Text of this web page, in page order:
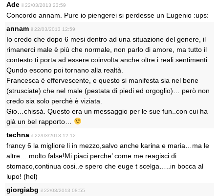
Ade il 22/03/2013 23:59
Concordo annam. Pure io piengerei si perdesse un Eugenio :ups:
annam il 22/03/2013 12:59
Io credo che dopo 6 mesi dentro ad una situazione del genere, il
rimanerci male è più che normale, non parlo di amore, ma tutto il
contesto ti porta ad essere coinvolta anche oltre i reali sentimenti.
Qundo escono poi tornano alla realtà.
Francesca è effervescente, e questo si manifesta sia nel bene
(strusciate) che nel male (pestata di piedi ed orgoglio)… però non
credo sia solo perchè è viziata.
Gio…chissà. Questo era un messaggio per le sue fun..con cui ha
già un bel rapporto…
techna il 22/03/2013 12:12
francy 6 la migliore li in mezzo,salvo anche karina e maria…ma le
altre….molto false!Mi piaci perche’ come me reagisci di
stomaco,continua cosi..e spero che euge t scelga…..in bocca al
lupo! (hel)
giorgiabg il 22/03/2013 08:55